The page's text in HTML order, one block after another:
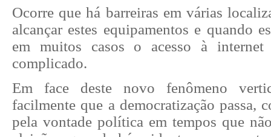
Ocorre que há barreiras em várias
alcançar estes equipamentos e quando
em muitos casos o acesso à
complicado.
Em face deste novo fenômeno
facilmente que a democratização passa,
pela vontade política em tempos que